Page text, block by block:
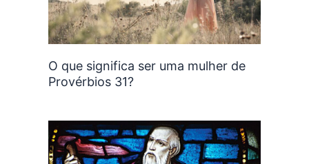
O que significa ser uma mulher de
Provérbios 31?